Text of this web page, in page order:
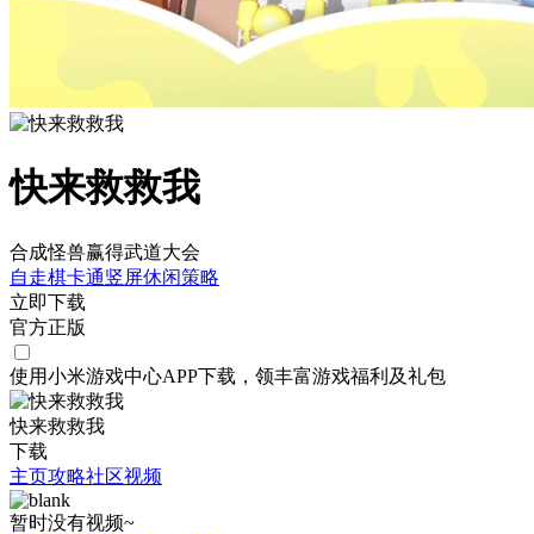
快来救救我
合成怪兽赢得武道大会
自走棋卡通竖屏休闲策略
立即下载
官方正版
使用小米游戏中心APP下载 ，领丰富游戏福利 及礼包
快来救救我
下载
主页攻略社区视频
暂时没有视频~